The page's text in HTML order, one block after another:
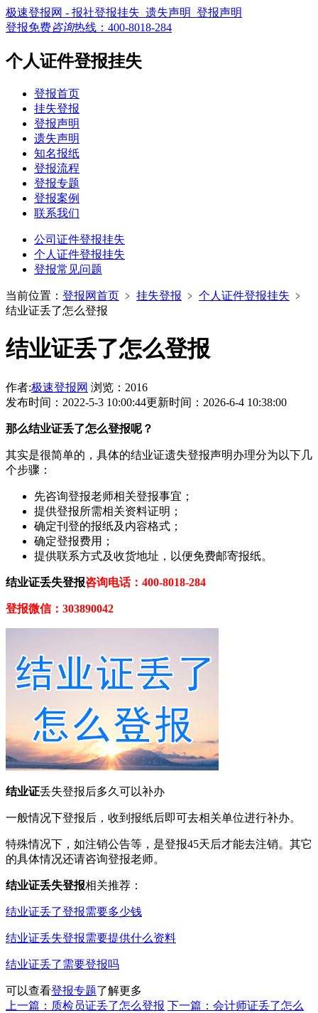
极速登报网 - 报社登报挂失_遗失声明_登报声明
登报免费咨询热线： 400-8018-284
个人证件登报挂失
登报首页
挂失登报
登报声明
遗失声明
知名报纸
登报流程
登报专题
登报案例
联系我们
公司证件登报挂失
个人证件登报挂失
登报常见问题
当前位置： 登报网首页 ﹥ 挂失登报 ﹥ 个人证件登报挂失 ﹥
结业证丢了怎么登报
结业证丢了怎么登报
作者:极速登报网 浏览：2016
发布时间：2022-5-3 10:00:44更新时间：2026-6-4 10:38:00
那么结业证丢了怎么登报呢？
其实是很简单的，具体的结业证遗失登报声明办理分为以下几
个步骤：
先咨询登报老师相关登报事宜；
提供登报所需相关资料证明；
确定刊登的报纸及内容格式；
确定登报费用；
提供联系方式及收货地址，以便免费邮寄报纸。
结业证丢失登报咨询电话：400-8018-284
登报微信： 303890042
结业证丢失登报后多久可以补办
一般情况下登报后，收到报纸后即可去相关单位进行补办。
特殊情况下，如注销公告等，是登报45天后才能去注销。其它
的具体情况还请咨询登报老师。
结业证丢失登报相关推荐：
结业证丢了登报需要多少钱
结业证丢失登报需要提供什么资料
结业证丢了需要登报吗
可以查看登报专题了解更多
上一篇：质检员证丢了怎么登报 下一篇：会计师证丢了怎么